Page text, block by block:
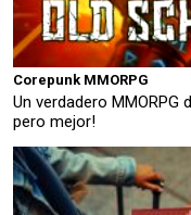
Corepunk MMORPG
Un verdadero MMORPG
pero mejor!